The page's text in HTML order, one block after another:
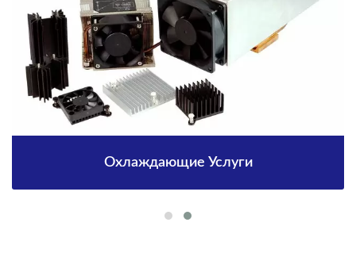
Охлаждающие Услуги